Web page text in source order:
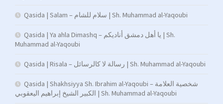
Qasida | Salam – سلام للشام | Sh. Muhammad al-Yaqoubi
Qasida | Ya ahla Dimashq – يا أهل دمشق أناديكم | Sh.
Muhammad al-Yaqoubi
Qasida | Risala – رسالة لا كالرسائل | Sh. Muhammad al-Yaqoubi
Qasida | Shakhsiyya Sh. Ibrahim al-Yaqoubi – شخصية العلامة
الكبير الشيخ إبراهيم اليعقوبي | Sh. Muhammad al-Yaqoubi